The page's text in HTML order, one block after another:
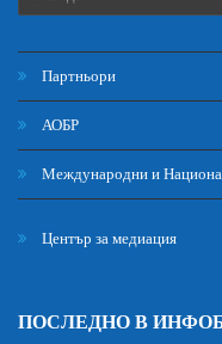
Партньори
АОБР
Международни и
Център за медиация
ПОСЛЕДНО В